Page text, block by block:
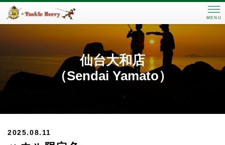
MENU
仙台大和店
（Sendai Yamato）
2025.08.11